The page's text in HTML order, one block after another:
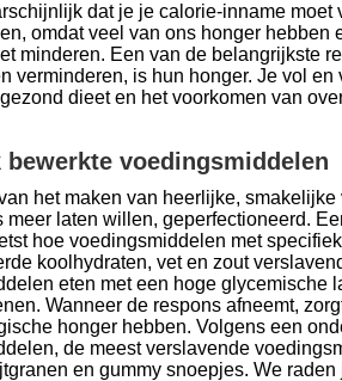
dat je je calorie-inname moet
omdat veel van ons honger hebben
minderen. Een van de belangrijkste
verminderen, is hun honger. Je vol
dieet en het voorkomen van
voedingsmiddelen
het maken van heerlijke,
laten willen, geperfectioneerd.
hoe voedingsmiddelen met
koolhydraten, vet en zout
eten met een hoge
Wanneer de respons afneemt,
honger hebben. Volgens een
de meest verslavende
en gummy snoepjes. We